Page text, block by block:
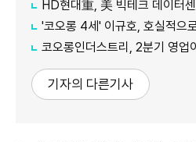
HD현대重, 美 빅테크 데이터센터에
'코오롱 4세' 이규호, 호실적으로 경
코오롱인더스트리, 2분기 영업이익
기자의 다른기사